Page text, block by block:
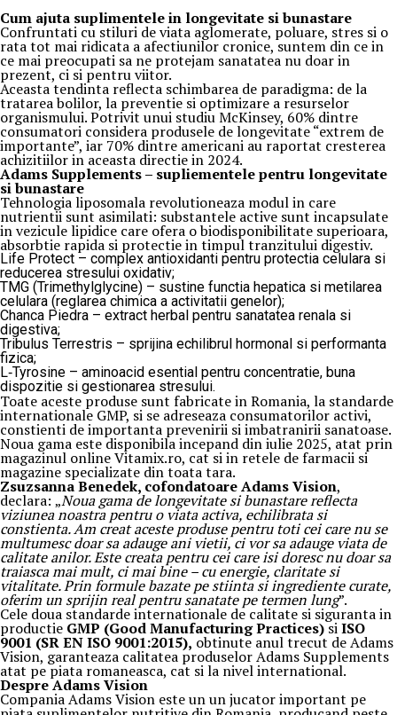
Cum ajuta suplimentele in longevitate si bunastare
Confruntati cu stiluri de viata aglomerate, poluare, stres si o
rata tot mai ridicata a afectiunilor cronice, suntem din ce in
ce mai preocupati sa ne protejam sanatatea nu doar in
prezent, ci si pentru viitor.
Aceasta tendinta reflecta schimbarea de paradigma: de la
tratarea bolilor, la preventie si optimizare a resurselor
organismului. Potrivit unui studiu McKinsey, 60% dintre
consumatori considera produsele de longevitate “extrem de
importante”, iar 70% dintre americani au raportat cresterea
achizitiilor in aceasta directie in 2024.
Adams Supplements – supliementelepentru longevitate
si bunastare
Tehnologia liposomala revolutioneaza modul in care
nutrientii sunt asimilati: substantele active sunt incapsulate
in vezicule lipidice care ofera o biodisponibilitate superioara,
absorbtie rapida si protectie in timpul tranzitului digestiv.
Life Protect – complex antioxidanti pentru protectia celulara si
reducerea stresului oxidativ;
TMG (Trimethylglycine) – sustine functia hepatica si metilarea
celulara (reglarea chimica a activitatii genelor);
Chanca Piedra – extract herbal pentru sanatatea renala si
digestiva;
Tribulus Terrestris – sprijina echilibrul hormonal si performanta
fizica;
L‑Tyrosine – aminoacid esential pentru concentratie, buna
dispozitie si gestionarea stresului.
Toate aceste produse sunt fabricate in Romania, la standarde
internationale GMP, si se adreseaza consumatorilor activi,
constienti de importanta prevenirii si imbatranirii sanatoase.
Noua gama este disponibila incepand din iulie 2025, atat prin
magazinul online Vitamix.ro, cat si in retele de farmacii si
magazine specializate din toata tara.
Zsuzsanna Benedek, cofondatoare Adams Vision,
declara: „Noua gama de longevitate si bunastare reflecta
viziunea noastra pentru o viata activa, echilibrata si
constienta. Am creat aceste produse pentru toti cei care nu se
multumesc doar sa adauge ani vietii, ci vor sa adauge viata de
calitate anilor. Este creata pentru cei care isi doresc nu doar sa
traiasca mai mult, ci mai bine – cu energie, claritate si
vitalitate. Prin formule bazate pe stiinta si ingrediente curate,
oferim un sprijin real pentru sanatate pe termen lung”.
Cele doua standarde internationale de calitate si siguranta in
productie GMP (Good Manufacturing Practices)siISO
9001 (SR EN ISO 9001:2015), obtinute anul trecut de Adams
Vision, garanteaza calitatea produselor Adams Supplements
atat pe piata romaneasca, cat si la nivel international.
Despre Adams Vision
Compania Adams Vision este un un jucator important pe